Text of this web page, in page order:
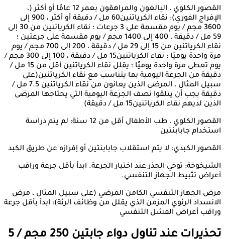
القصور الكلوي ، البالغون والمراهقون بعمر 12 عامًا أو أكثر (،
الإفراج الفوري): نقاء الكرياتنين60 مل / دقيقة أو أكثر ، 900 إلى
3600 مجم / يوم مقسمة على 3 جرعات ؛ نقاء الكرياتنين من 30 إلى
59 مل / دقيقة ، 400 إلى 1400 مجم / يوم مقسمة على جرعتين ؛
نقاء الكرياتنين من 15 إلى 29 مل / دقيقة ، 200 إلى 700 مجم / يوم
مرة واحدة يوميًا ؛ نقاء الكرياتنين15 مل / دقيقة ، 100 إلى 300 مجم /
يوم تعطى مرة واحدة يوميًا ؛ يقلل نقاء الكرياتنين أقل من 15 مل /
دقيقة من الجرعة اليومية بما يتناسب مع نقاء الكرياتنين(على
سبيل المثال ، المرضى الذين يعانون من نقاء الكرياتنين 7.5 مل /
دقيقة يجب أن يتلقوا نصف الجرعة اليومية التي يحتاجها المرضى
الذين لديهم نقاء الكرياتنين15 مل / دقيقة)
القصور الكلوي ، طب الأطفال أقل من 12 سنة: لم يتم دراسة
استخدام جابابنتين
القصور الكبدي: لا يتم استقلاب جابابنتين أو إفرازه عن طريق الكبد
الشيخوخة: توخي الحذر عند اختيار الجرعة. ابدأ بأقل جرعة وراقب
أعراض تثبيط الجهاز التنفسي.
مرض الجهاز التنفسي الكامن المرضي (على سبيل المثال ، مرض
الانسداد الرئوي المزمن الذي يقلل من وظائف الرئة): ابدأ بأقل جرعة
وراقب أعراض الفشل التنفسي
تحذيرات عند تناول دواء
جابتين 250 مجم / 5